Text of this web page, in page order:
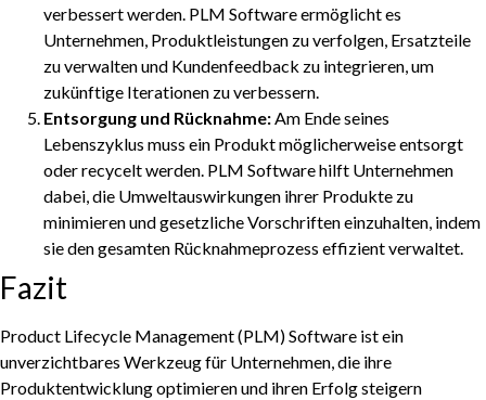
verbessert werden. PLM Software ermöglicht es
Unternehmen, Produktleistungen zu verfolgen, Ersatzteile
zu verwalten und Kundenfeedback zu integrieren, um
zukünftige Iterationen zu verbessern.
Entsorgung und Rücknahme:Am Ende seines
Lebenszyklus muss ein Produkt möglicherweise entsorgt
oder recycelt werden. PLM Software hilft Unternehmen
dabei, die Umweltauswirkungen ihrer Produkte zu
minimieren und gesetzliche Vorschriften einzuhalten, indem
sie den gesamten Rücknahmeprozess effizient verwaltet.
Fazit
Product Lifecycle Management (PLM) Software ist ein
unverzichtbares Werkzeug für Unternehmen, die ihre
Produktentwicklung optimieren und ihren Erfolg steigern